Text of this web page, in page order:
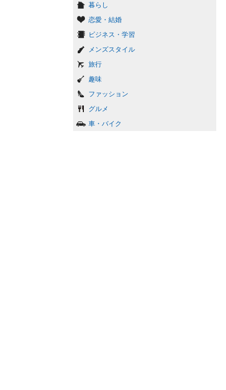
暮らし
恋愛・結婚
ビジネス・学習
メンズスタイル
旅行
趣味
ファッション
グルメ
車・バイク